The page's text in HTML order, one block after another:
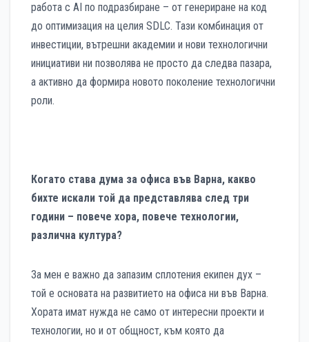
работа с AI по подразбиране – от генериране на код
до оптимизация на целия SDLC. Тази комбинация от
инвестиции, вътрешни академии и нови технологични
инициативи ни позволява не просто да следва пазара,
а активно да формира новото поколение технологични
роли.
Когато става дума за офиса във Варна, какво
бихте искали той да представлява след три
години – повече хора, повече технологии,
различна култура?
За мен е важно да запазим сплотения екипен дух –
той е основата на развитието на офиса ни във Варна.
Хората имат нужда не само от интересни проекти и
технологии, но и от общност, към която да